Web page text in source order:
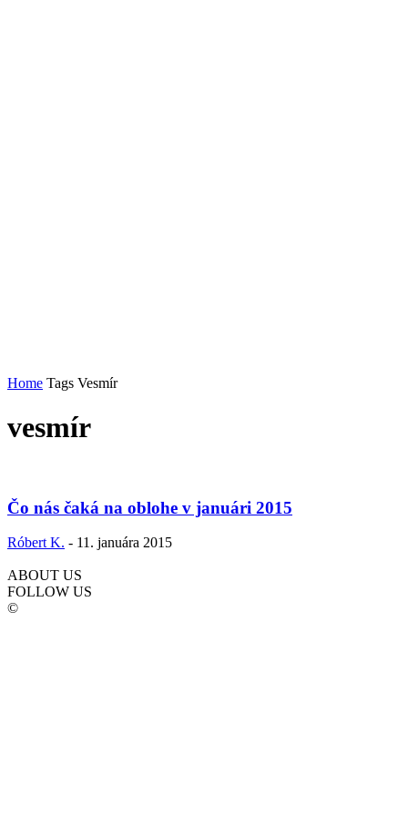
Home Tags Vesmír
vesmír
Čo nás čaká na oblohe v januári 2015
Róbert K. - 11. januára 2015
ABOUT US
FOLLOW US
©